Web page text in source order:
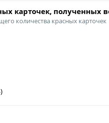
карточек, полученных
количества красных карточек